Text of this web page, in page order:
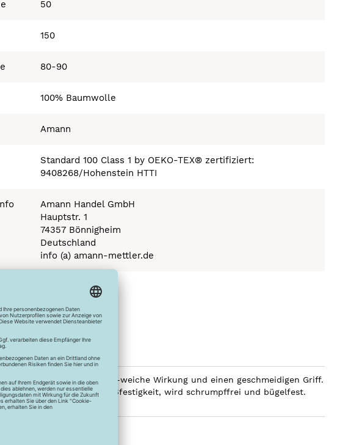
50
150
80-90
100% Baumwolle
Amann
Standard 100 Class 1 by OEKO-TEX® zertifiziert:
9408268/Hohenstein HTTI
Amann Handel GmbH
Hauptstr. 1
74357 Bönnigheim
Deutschland
info (a) amann-mettler.de
durch eine luxuriös-weiche Wirkung und einen geschmeidigen Griff.
das Garn eine hohe Reißfestigkeit, wird schrumpffrei und bügelfest.